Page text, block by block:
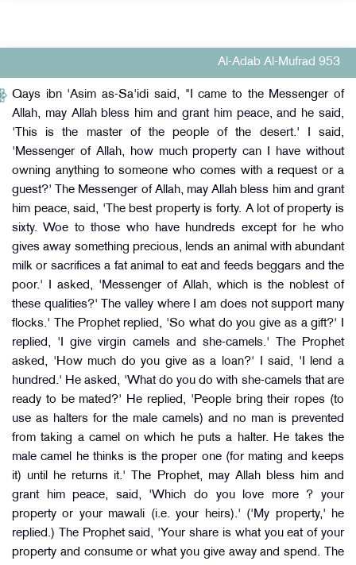
Al-Adab Al-Mufrad 953
Qays ibn 'Asim as-Sa'idi said, "I came to the Messenger of
Allah, may Allah bless him and grant him peace, and he said,
'This is the master of the people of the desert.' I said,
'Messenger of Allah, how much property can I have without
owning anything to someone who comes with a request or a
guest?' The Messenger of Allah, may Allah bless him and grant
him peace, said, 'The best property is forty. A lot of property is
sixty. Woe to those who have hundreds except for he who
gives away something precious, lends an animal with abundant
milk or sacrifices a fat animal to eat and feeds beggars and the
poor.' I asked, 'Messenger of Allah, which is the noblest of
these qualities?' The valley where I am does not support many
flocks.' The Prophet replied, 'So what do you give as a gift?' I
replied, 'I give virgin camels and she-camels.' The Prophet
asked, 'How much do you give as a loan?' I said, 'I lend a
hundred.' He asked, 'What do you do with she-camels that are
ready to be mated?' He replied, 'People bring their ropes (to
use as halters for the male camels) and no man is prevented
from taking a camel on which he puts a halter. He takes the
male camel he thinks is the proper one (for mating and keeps
it) until he returns it.' The Prophet, may Allah bless him and
grant him peace, said, 'Which do you love more ? your
property or your mawali (i.e. your heirs).' ('My property,' he
replied.) The Prophet said, 'Your share is what you eat of your
property and consume or what you give away and spend. The